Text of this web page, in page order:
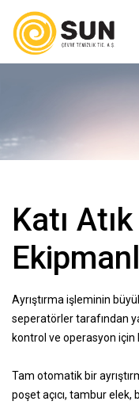
Katı
Ayrıştırma işleminin
seperatörler tarafından
kontrol ve operasyon için
Tam otomatik bir
poşet açıcı, tambur